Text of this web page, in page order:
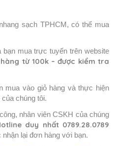
sạch TPHCM, có thể mua
bạn mua trực tuyến trên website
hàng từ 100k – được kiểm tra
mua vào giỏ hàng và thực hiện
chúng tôi.
nhân viên CSKH của chúng
duy nhất 0789.28.0789
lại đơn hàng với bạn.